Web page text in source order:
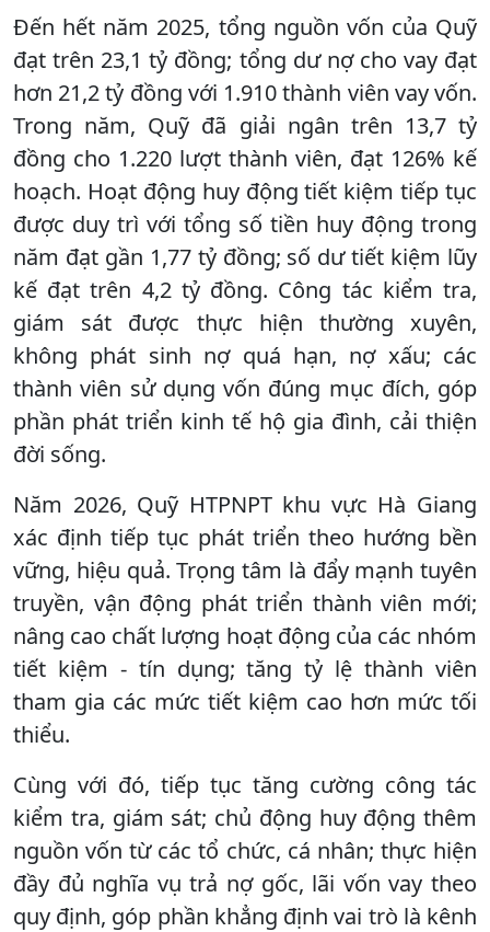
Đến hết năm 2025, tổng nguồn vốn của Quỹ
đạt trên 23,1 tỷ đồng; tổng dư nợ cho vay đạt
hơn 21,2 tỷ đồng với 1.910 thành viên vay vốn.
Trong năm, Quỹ đã giải ngân trên 13,7 tỷ
đồng cho 1.220 lượt thành viên, đạt 126% kế
hoạch. Hoạt động huy động tiết kiệm tiếp tục
được duy trì với tổng số tiền huy động trong
năm đạt gần 1,77 tỷ đồng; số dư tiết kiệm lũy
kế đạt trên 4,2 tỷ đồng. Công tác kiểm tra,
giám sát được thực hiện thường xuyên,
không phát sinh nợ quá hạn, nợ xấu; các
thành viên sử dụng vốn đúng mục đích, góp
phần phát triển kinh tế hộ gia đình, cải thiện
đời sống.
Năm 2026, Quỹ HTPNPT khu vực Hà Giang
xác định tiếp tục phát triển theo hướng bền
vững, hiệu quả. Trọng tâm là đẩy mạnh tuyên
truyền, vận động phát triển thành viên mới;
nâng cao chất lượng hoạt động của các nhóm
tiết kiệm - tín dụng; tăng tỷ lệ thành viên
tham gia các mức tiết kiệm cao hơn mức tối
thiểu.
Cùng với đó, tiếp tục tăng cường công tác
kiểm tra, giám sát; chủ động huy động thêm
nguồn vốn từ các tổ chức, cá nhân; thực hiện
đầy đủ nghĩa vụ trả nợ gốc, lãi vốn vay theo
quy định, góp phần khẳng định vai trò là kênh